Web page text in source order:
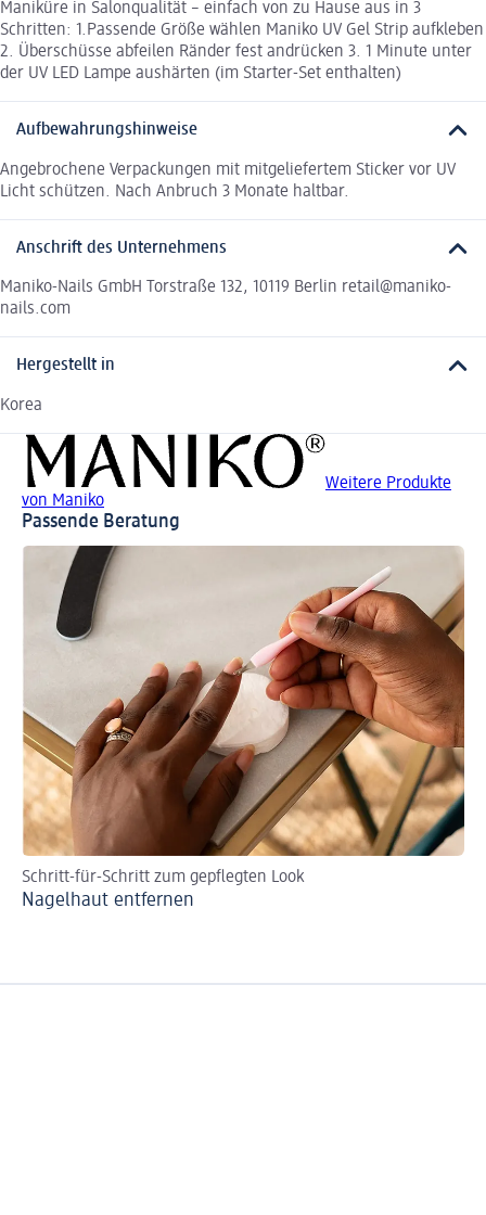
Maniküre in Salonqualität – einfach von zu Hause aus in 3
Schritten: 1.Passende Größe wählen Maniko UV Gel Strip aufkleben
2. Überschüsse abfeilen Ränder fest andrücken 3. 1 Minute unter
der UV LED Lampe aushärten (im Starter-Set enthalten)
Aufbewahrungshinweise
Angebrochene Verpackungen mit mitgeliefertem Sticker vor UV
Licht schützen. Nach Anbruch 3 Monate haltbar.
Anschrift des Unternehmens
Maniko-Nails GmbH Torstraße 132, 10119 Berlin retail@maniko-
nails.com
Hergestellt in
Korea
Weitere Produkte
von Maniko
Passende Beratung
Schritt-für-Schritt zum gepflegten Look
Nagelhaut entfernen